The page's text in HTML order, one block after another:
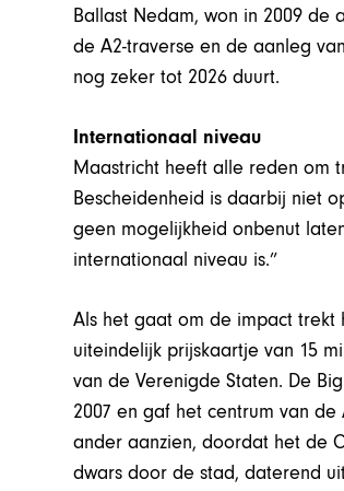
Ballast Nedam, won in 2009
de A2-traverse en de aanleg
nog zeker tot 2026 duurt.
Internationaal niveau
Maastricht heeft alle reden om
Bescheidenheid is daarbij niet
geen mogelijkheid onbenut
internationaal niveau is.”
Als het gaat om de impact trekt
uiteindelijk prijskaartje van 15
van de Verenigde Staten. De
2007 en gaf het centrum van
ander aanzien, doordat het de
dwars door de stad, daterend